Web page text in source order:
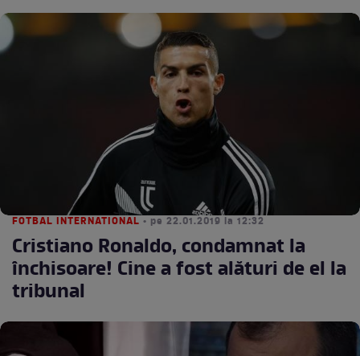
FOTBAL INTERNATIONAL • pe 22.01.2019 la 12:32
Cristiano Ronaldo, condamnat la
închisoare! Cine a fost alături de el la
tribunal